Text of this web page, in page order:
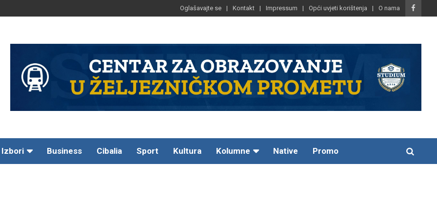
Oglašavajte se Kontakt Impressum Opći uvjeti korištenja O nama
Izbori Business Cibalia Sport Kultura Kolumne Native Promo